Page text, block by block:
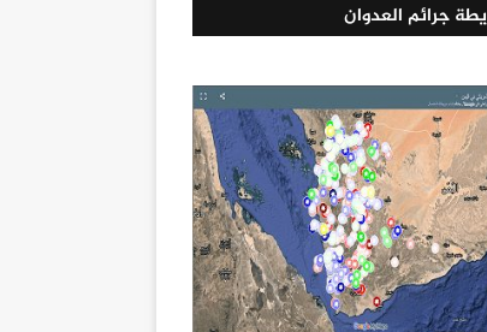
جرائم العدوان